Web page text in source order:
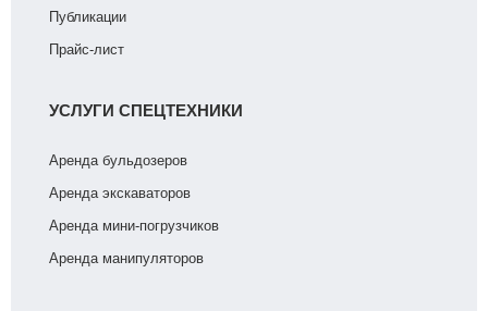
Публикации
Прайс-лист
УСЛУГИ СПЕЦТЕХНИКИ
Аренда бульдозеров
Аренда экскаваторов
Аренда мини-погрузчиков
Аренда манипуляторов